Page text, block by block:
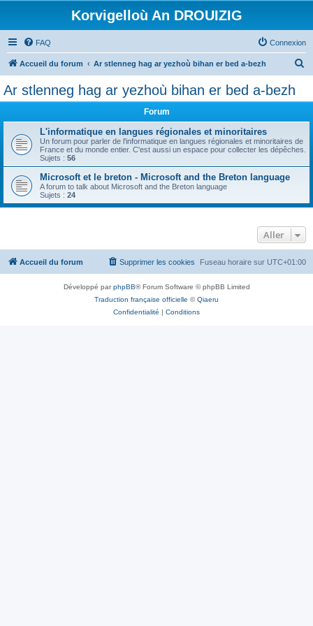
Korvigelloù An DROUIZIG
FAQ Connexion
Accueil du forum Ar stlenneg hag ar yezhoù bihan er bed a-bezh
Ar stlenneg hag ar yezhoù bihan er bed a-bezh
Forum
L'informatique en langues régionales et minoritaires
Un forum pour parler de l'informatique en langues régionales et minoritaires de
France et du monde entier. C'est aussi un espace pour collecter les dépêches.
Sujets : 56
Microsoft et le breton - Microsoft and the Breton language
A forum to talk about Microsoft and the Breton language
Sujets : 24
Aller
Accueil du forum Fuseau horaire sur UTC+01:00
Supprimer les cookies
Développé parphpBB® Forum Software © phpBB Limited
Traduction française officielle ©Qiaeru
Confidentialité | Conditions